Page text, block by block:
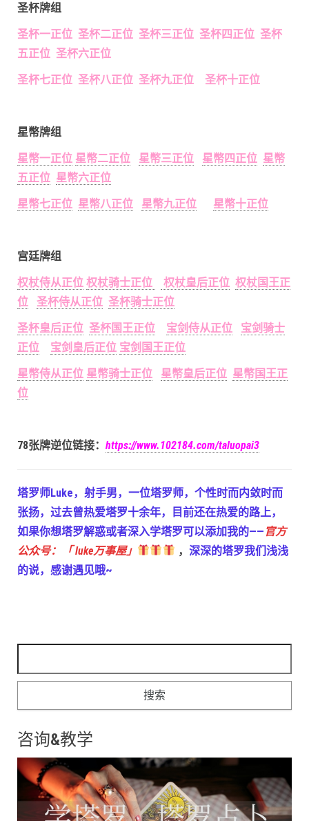
圣杯牌组
圣杯一正位 圣杯二正位 圣杯三正位 圣杯四正位 圣杯
五正位 圣杯六正位
圣杯七正位 圣杯八正位 圣杯九正位 圣杯十正位
星幣牌组
星幣一正位 星幣二正位 星幣三正位 星幣四正位 星幣
五正位 星幣六正位
星幣七正位 星幣八正位 星幣九正位 星幣十正位
宫廷牌组
权杖侍从正位 权杖骑士正位 权杖皇后正位 权杖国王正
位
圣杯侍从正位 圣杯骑士正位
圣杯皇后正位 圣杯国王正位 宝剑侍从正位
宝剑骑士
正位
宝剑皇后正位 宝剑国王正位
星幣侍从正位 星幣骑士正位 星幣皇后正位 星幣国王正
位
78张牌逆位链接： https://www.102184.com/taluopai3
塔罗师Luke，射手男，一位塔罗师，个性时而内敛时而
张扬，过去曾热爱塔罗十余年，目前还在热爱的路上，
如果你想塔罗解惑或者深入学塔罗可以添加我的—— 官方
公众号：「 luke万事屋」
， 深深的塔罗我们浅浅
的说，感谢遇见哦~
咨询&教学